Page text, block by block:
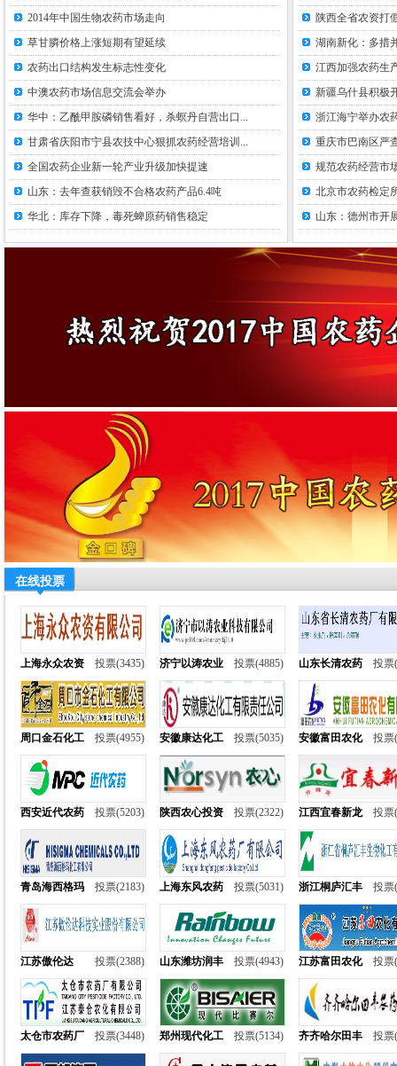
2014年中国生物农药市场走向
草甘膦价格上涨短期有望延续
农药出口结构发生标志性变化
中澳农药市场信息交流会举办
华中：乙酰甲胺磷销售看好，杀螟丹自营出口...
甘肃省庆阳市宁县农技中心狠抓农药经营培训...
全国农药企业新一轮产业升级加快提速
山东：去年查获销毁不合格农药产品6.4吨
华北：库存下降，毒死蜱原药销售稳定
陕西全省农资打
湖南新化：多措
江西加强农药生
新疆乌什县积极
浙江海宁举办农
重庆市巴南区严
规范农药经营市
北京市农药检定
山东：德州市开
在线投票
上海永众农资 投票(3435) 济宁以涛农业 投票(4885) 山东长清农药 投票
周口金石化工 投票(4955) 安徽康达化工 投票(5035) 安徽富田农化 投票
西安近代农药 投票(5203) 陕西农心投资 投票(2322) 江西宜春新龙 投票
青岛海西格玛 投票(2183) 上海东风农药 投票(5031) 浙江桐庐汇丰 投票
江苏傲伦达 投票(2388) 山东潍坊润丰 投票(4943) 江苏富田农化 投票
太仓市农药厂 投票(3448) 郑州现代化工 投票(5134) 齐齐哈尔田丰 投票